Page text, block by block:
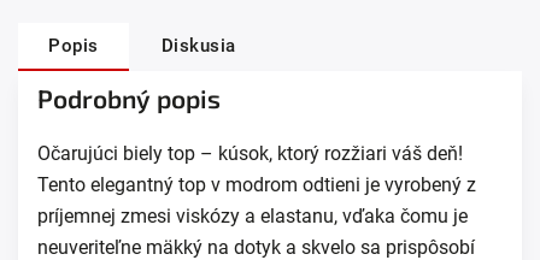
Popis Diskusia
Podrobný popis
Očarujúci biely top – kúsok, ktorý rozžiari váš deň!
Tento elegantný top v modrom odtieni je vyrobený z
príjemnej zmesi viskózy a elastanu, vďaka čomu je
neuveriteľne mäkký na dotyk a skvelo sa prispôsobí